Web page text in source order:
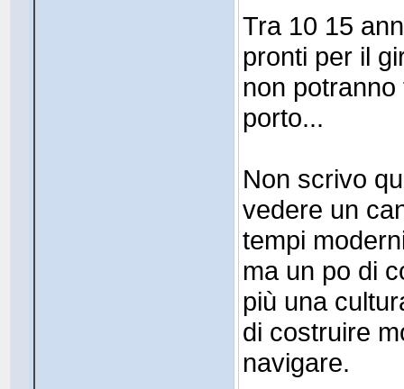
Tra 10 15
pronti per il
non
porto...
Non scrivo
vedere un
tempi
ma un po di
più una
di costruire
navigare.